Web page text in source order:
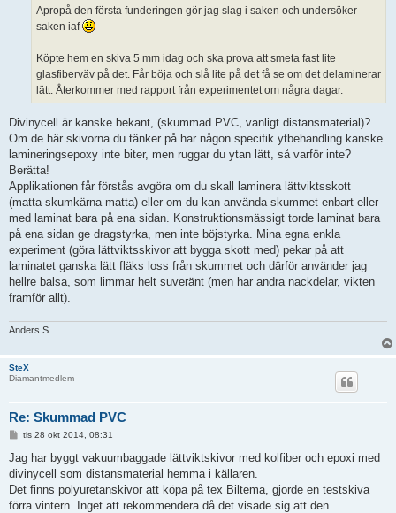
Apropå den första funderingen gör jag slag i saken och undersöker
saken iaf
Köpte hem en skiva 5 mm idag och ska prova att smeta fast lite
glasfiberväv på det. Får böja och slå lite på det få se om det delaminerar
lätt. Återkommer med rapport från experimentet om några dagar.
Divinycell är kanske bekant, (skummad PVC, vanligt distansmaterial)?
Om de här skivorna du tänker på har någon specifik ytbehandling kanske
lamineringsepoxy inte biter, men ruggar du ytan lätt, så varför inte?
Berätta!
Applikationen får förstås avgöra om du skall laminera lättviktsskott
(matta-skumkärna-matta) eller om du kan använda skummet enbart eller
med laminat bara på ena sidan. Konstruktionsmässigt torde laminat bara
på ena sidan ge dragstyrka, men inte böjstyrka. Mina egna enkla
experiment (göra lättviktsskivor att bygga skott med) pekar på att
laminatet ganska lätt fläks loss från skummet och därför använder jag
hellre balsa, som limmar helt suveränt (men har andra nackdelar, vikten
framför allt).
Anders S
SteX
Diamantmedlem
Re: Skummad PVC
l
ä
g
g
tis 28 okt 2014, 08:31
Jag har byggt vakuumbaggade lättviktskivor med kolfiber och epoxi med
divinycell som distansmaterial hemma i källaren.
Det finns polyuretanskivor att köpa på tex Biltema, gjorde en testskiva
förra vintern. Inget att rekommendera då det visade sig att den